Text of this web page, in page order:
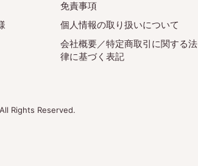
免責事項
個人情報の取り扱いについて
会社概要／特定商取引に関する法
律に基づく表記
Rights Reserved.